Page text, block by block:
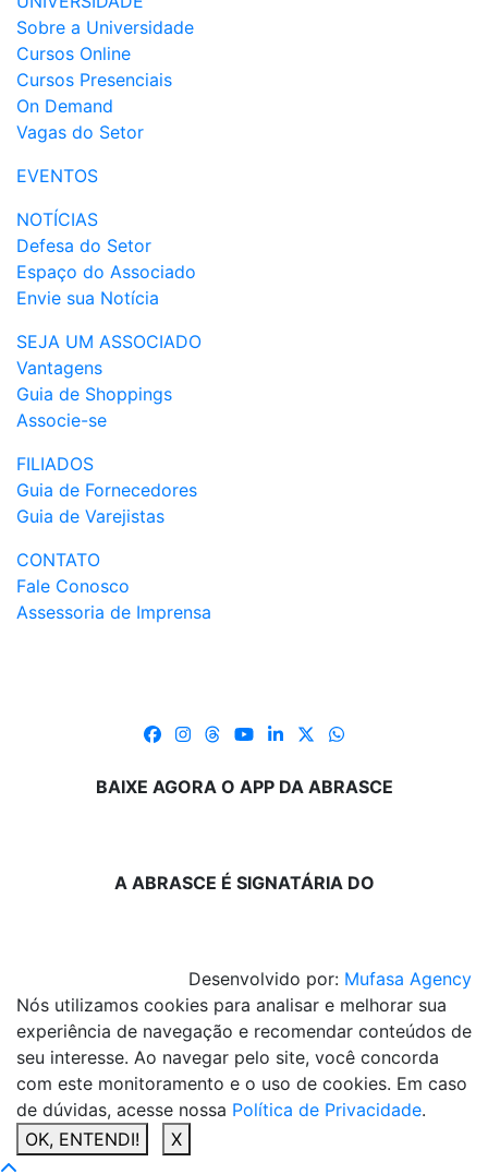
Sobre a Universidade
Cursos Online
Cursos Presenciais
On Demand
Vagas do Setor
EVENTOS
NOTÍCIAS
Defesa do Setor
Espaço do Associado
Envie sua Notícia
SEJA UM ASSOCIADO
Vantagens
Guia de Shoppings
Associe-se
FILIADOS
Guia de Fornecedores
Guia de Varejistas
CONTATO
Fale Conosco
Assessoria de Imprensa
BAIXE AGORA O APP DA ABRASCE
A ABRASCE É SIGNATÁRIA DO
Desenvolvido por: Mufasa Agency
Nós utilizamos cookies para analisar e melhorar sua
experiência de navegação e recomendar conteúdos de
seu interesse. Ao navegar pelo site, você concorda
com este monitoramento e o uso de cookies. Em caso
de dúvidas, acesse nossa Política de Privacidade.
OK, ENTENDI!
X